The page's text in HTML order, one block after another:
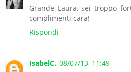
Grande Laura, sei troppo
complimenti cara!
Rispondi
IsabelC. 08/07/13, 11:49